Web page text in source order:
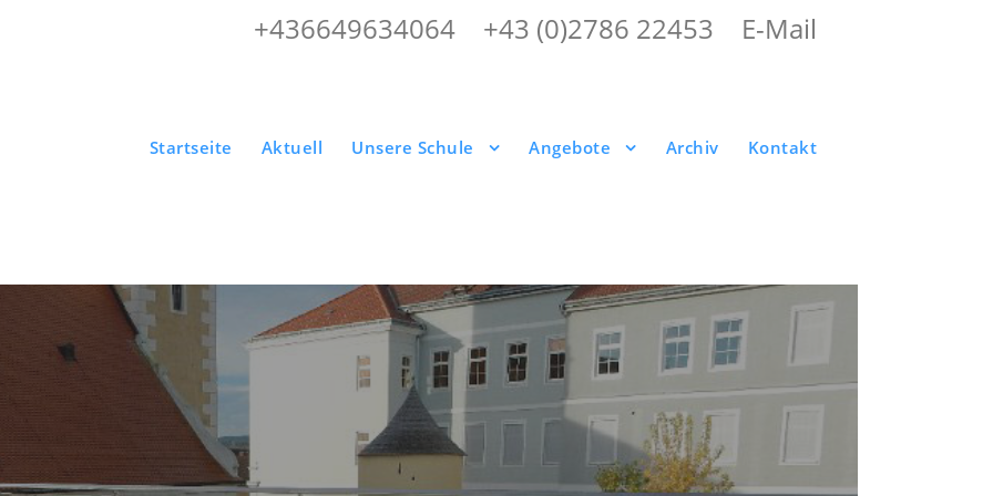
+436649634064 +43 (0)2786 22453 E-Mail
Startseite Aktuell Unsere Schule Angebote Archiv Kontakt